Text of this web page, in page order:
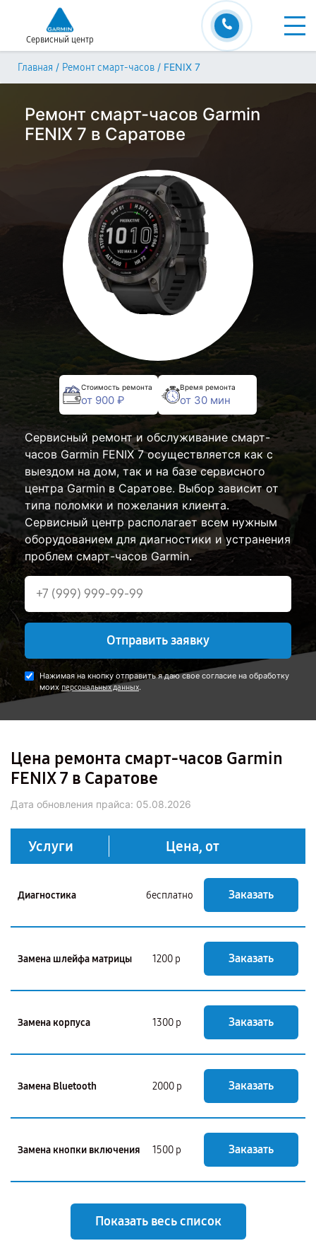
Сервисный центр
Главная / Ремонт смарт-часов / FENIX 7
Ремонт смарт-часов Garmin
FENIX 7 в Саратове
Стоимость ремонта
от 900 ₽
Время ремонта
от 30 мин
Сервисный ремонт и обслуживание смарт-
часов Garmin FENIX 7 осуществляется как с
выездом на дом, так и на базе сервисного
центра Garmin в Саратове. Выбор зависит от
типа поломки и пожелания клиента.
Сервисный центр располагает всем нужным
оборудованием для диагностики и устранения
проблем смарт-часов Garmin.
Отправить заявку
Нажимая на кнопку отправить я даю свое согласие на обработку
моих персональных данных.
Цена ремонта смарт-часов Garmin
FENIX 7 в Саратове
Дата обновления прайса: 05.08.2026
Услуги Цена, от
Диагностика бесплатно Заказать
Замена шлейфа матрицы 1200 р Заказать
Замена корпуса 1300 р Заказать
Замена Bluetooth 2000 р Заказать
Замена кнопки включения 1500 р Заказать
Показать весь список